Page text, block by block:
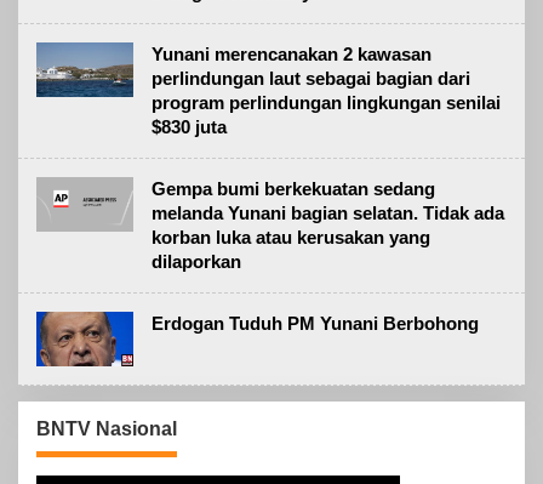
Yunani merencanakan 2 kawasan
perlindungan laut sebagai bagian dari
program perlindungan lingkungan senilai
$830 juta
Gempa bumi berkekuatan sedang
melanda Yunani bagian selatan. Tidak ada
korban luka atau kerusakan yang
dilaporkan
Erdogan Tuduh PM Yunani Berbohong
BNTV Nasional